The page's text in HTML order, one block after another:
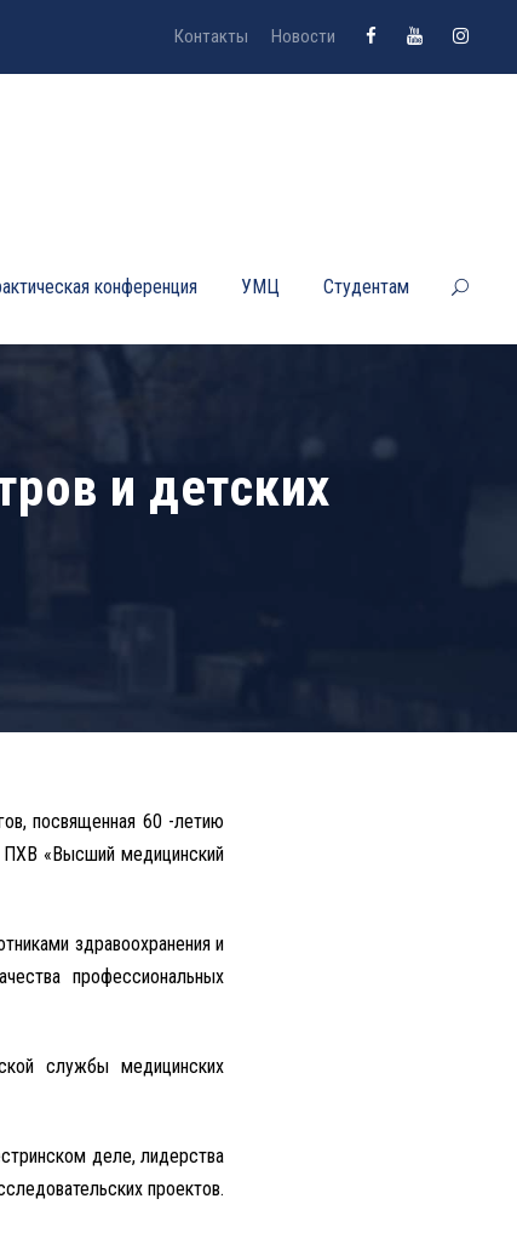
Контакты Новости
конференция УМЦ Студентам
и детских
посвященная 60 -летию
«Высший медицинский
здравоохранения и
профессиональных
службы медицинских
деле, лидерства
проектов.